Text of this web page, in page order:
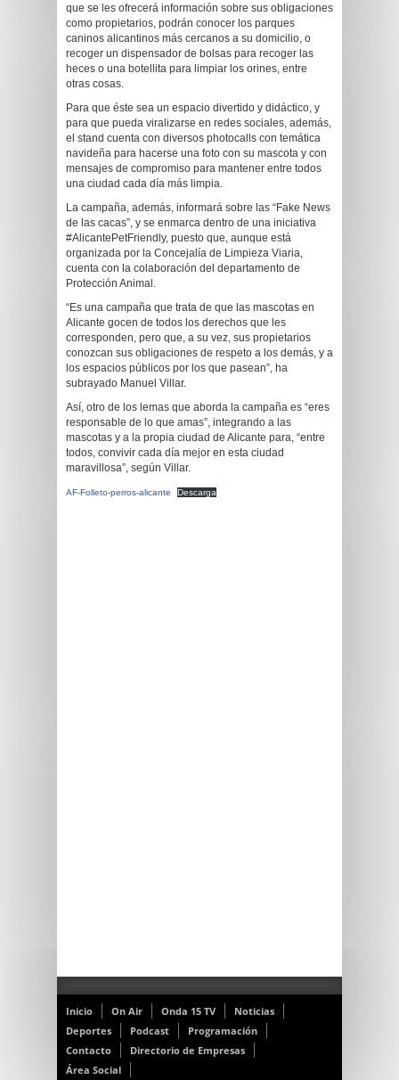
que se les ofrecerá información sobre sus obligaciones
como propietarios, podrán conocer los parques
caninos alicantinos más cercanos a su domicilio, o
recoger un dispensador de bolsas para recoger las
heces o una botellita para limpiar los orines, entre
otras cosas.
Para que éste sea un espacio divertido y didáctico, y
para que pueda viralizarse en redes sociales, además,
el stand cuenta con diversos photocalls con temática
navideña para hacerse una foto con su mascota y con
mensajes de compromiso para mantener entre todos
una ciudad cada día más limpia.
La campaña, además, informará sobre las “Fake News
de las cacas”, y se enmarca dentro de una iniciativa
#AlicantePetFriendly, puesto que, aunque está
organizada por la Concejalía de Limpieza Viaria,
cuenta con la colaboración del departamento de
Protección Animal.
“Es una campaña que trata de que las mascotas en
Alicante gocen de todos los derechos que les
corresponden, pero que, a su vez, sus propietarios
conozcan sus obligaciones de respeto a los demás, y a
los espacios públicos por los que pasean”, ha
subrayado Manuel Villar.
Así, otro de los lemas que aborda la campaña es “eres
responsable de lo que amas”, integrando a las
mascotas y a la propia ciudad de Alicante para, “entre
todos, convivir cada día mejor en esta ciudad
maravillosa”, según Villar.
AF-Folleto-perros-alicante Descarga
Inicio On Air Onda 15 TV
Noticias
Deportes
Podcast
Programación
Contacto
Directorio de Empresas
Área Social